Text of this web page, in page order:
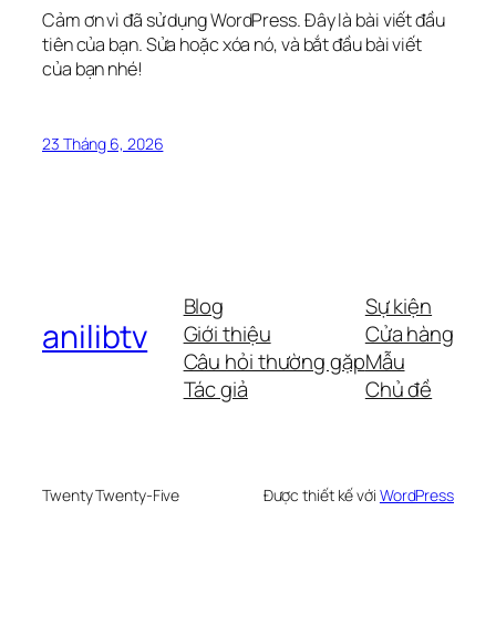
Cảm ơn vì đã sử dụng WordPress. Đây là bài viết đầu
tiên của bạn. Sửa hoặc xóa nó, và bắt đầu bài viết
của bạn nhé!
23 Tháng 6, 2026
anilibtv
Blog
Giới thiệu
Câu hỏi thường gặp
Tác giả
Sự kiện
Cửa hàng
Mẫu
Chủ đề
Twenty Twenty-Five Được thiết kế với WordPress